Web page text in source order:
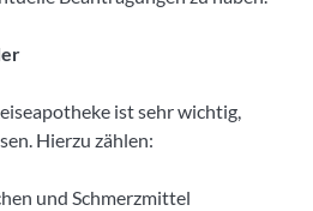
ist sehr wichtig,
Hierzu zählen:
und Schmerzmittel